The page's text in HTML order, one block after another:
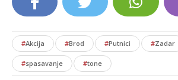
#Akcija #Brod #Putnici #Zadar
#spasavanje #tone